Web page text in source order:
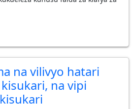
na vilivyo hatari
na vipi